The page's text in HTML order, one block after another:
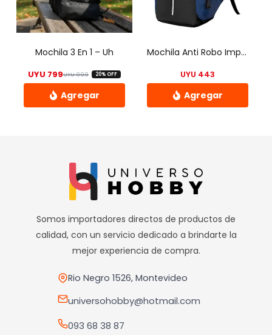
Mochila 3 En 1 – Uh
UYU999El precio original era: UYU 999.
UYU 799 El precio actual es: UYU 799.
20% OFF
Mochila Anti Robo Impermeable Porta Notebook Con Salida Usb Para Conectar Smartphone Y Power Bank Azul
UYU 443
Somos importadores directos de productos de
calidad, con un servicio dedicado a brindarte la
mejor experiencia de compra.
Rio Negro 1526, Montevideo
universohobby@hotmail.com
093 68 38 87